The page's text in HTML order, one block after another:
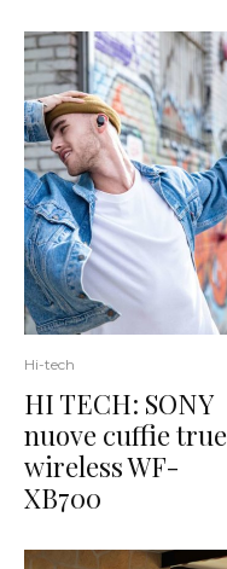
Hi-tech
HI TECH: SONY
nuove cuffie true
wireless WF-
XB700